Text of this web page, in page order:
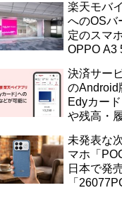
維持に協
楽天モバ
へのOSバ
定のスマ
OPPO A3
対象
決済サー
のAndroid
Edyカー
や残高・
交換など
未発表な
マホ「
日本で発
「